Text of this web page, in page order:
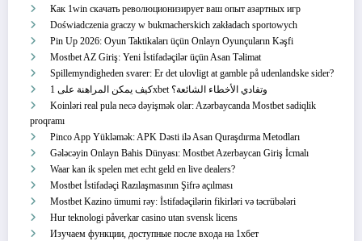
Как 1win скачать революционизирует ваш опыт азартных игр
Doświadczenia graczy w bukmacherskich zakładach sportowych
Pin Up 2026: Oyun Taktikaları üçün Onlayn Oyunçuların Kəşfi
Mostbet AZ Giriş: Yeni İstifadəçilər üçün Asan Təlimat
Spillemyndigheden svarer: Er det ulovligt at gamble på udenlandske sider?
كيف يمكن المراهنة على 1xbet وتفادي الأخطاء الشائعة؟
Koinləri real pula necə dəyişmək olar: Azərbaycanda Mostbet sadiqlik
proqramı
Pinco App Yükləmək: APK Dəsti ilə Asan Quraşdırma Metodları
Gələcəyin Onlayn Bahis Dünyası: Mostbet Azerbaycan Giriş İcmalı
Waar kan ik spelen met echt geld en live dealers?
Mostbet İstifadəçi Razılaşmasının Şifrə açılması
Mostbet Kazino ümumi rəy: İstifadəçilərin fikirləri və təcrübələri
Hur teknologi påverkar casino utan svensk licens
Изучаем функции, доступные после входа на 1хбет